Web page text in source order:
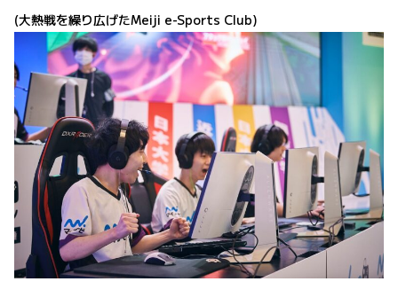
(大熱戦を繰り広げたMeiji e-Sports Club)